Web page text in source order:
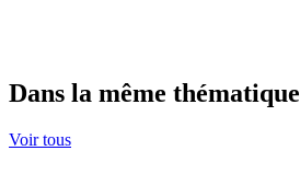
Dans la même thématique
Voir tous